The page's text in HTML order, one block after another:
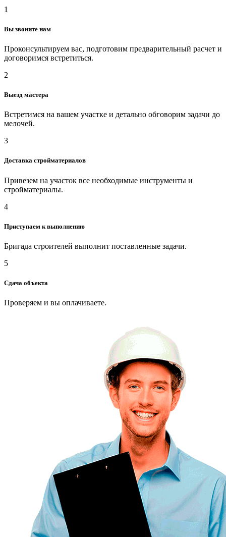
1
Вы звоните нам
Проконсультируем вас, подготовим предварительный расчет и
договоримся встретиться.
2
Выезд мастера
Встретимся на вашем участке и детально обговорим задачи до
мелочей.
3
Доставка стройматериалов
Привезем на участок все необходимые инструменты и
стройматериалы.
4
Приступаем к выполнению
Бригада строителей выполнит поставленные задачи.
5
Сдача объекта
Проверяем и вы оплачиваете.